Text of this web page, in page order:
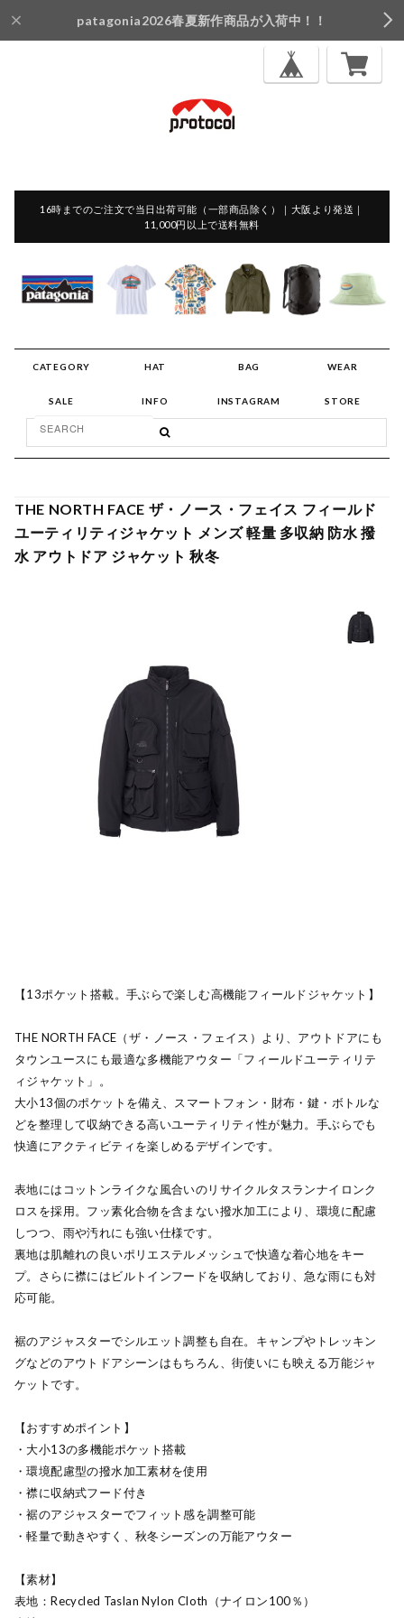
patagonia2026春夏新作商品が入荷中！！
16時までのご注文で当日出荷可能（一部商品除く）｜大阪より発送｜
11,000円以上で送料無料
CATEGORY HAT BAG WEAR
SALE INFO INSTAGRAM STORE
THE NORTH FACE ザ・ノース・フェイス フィールド
ユーティリティジャケット メンズ 軽量 多収納 防水 撥
水 アウトドア ジャケット 秋冬
【13ポケット搭載。手ぶらで楽しむ高機能フィールドジャケット】
THE NORTH FACE（ザ・ノース・フェイス）より、アウトドアにも
タウンユースにも最適な多機能アウター「フィールドユーティリテ
ィジャケット」。
大小13個のポケットを備え、スマートフォン・財布・鍵・ボトルな
どを整理して収納できる高いユーティリティ性が魅力。手ぶらでも
快適にアクティビティを楽しめるデザインです。
表地にはコットンライクな風合いのリサイクルタスランナイロンク
ロスを採用。フッ素化合物を含まない撥水加工により、環境に配慮
しつつ、雨や汚れにも強い仕様です。
裏地は肌離れの良いポリエステルメッシュで快適な着心地をキー
プ。さらに襟にはビルトインフードを収納しており、急な雨にも対
応可能。
裾のアジャスターでシルエット調整も自在。キャンプやトレッキン
グなどのアウトドアシーンはもちろん、街使いにも映える万能ジャ
ケットです。
【おすすめポイント】
・大小13の多機能ポケット搭載
・環境配慮型の撥水加工素材を使用
・襟に収納式フード付き
・裾のアジャスターでフィット感を調整可能
・軽量で動きやすく、秋冬シーズンの万能アウター
【素材】
表地：Recycled Taslan Nylon Cloth（ナイロン100％）